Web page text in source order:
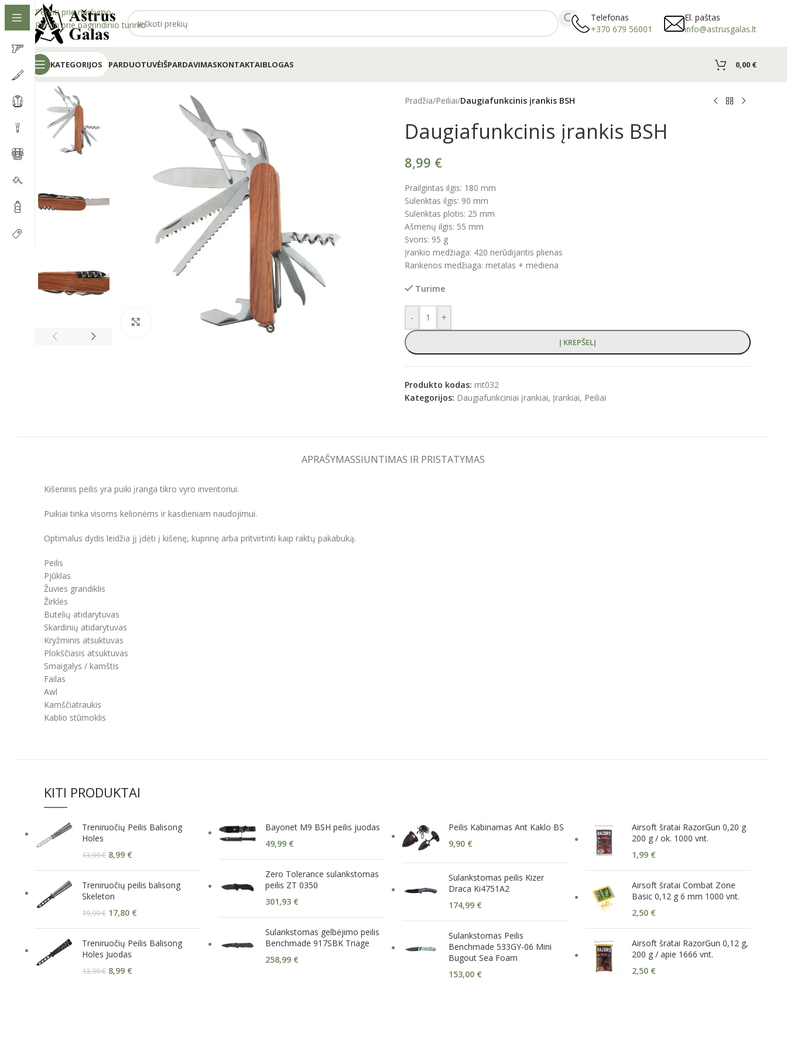
Pereiti prie naršymo
Pereiti prie pagrindinio turinio
Telefonas
+370 679 56001
El. paštas
info@astrusgalas.lt
KATEGORIJOS PARDUOTUVĖIŠPARDAVIMASKONTAKTAIBLOGAS 0,00 €
Spustelėkite, kad padidintumėte
Pradžia/Peiliai/Daugiafunkcinis įrankis BSH
Daugiafunkcinis įrankis BSH
8,99 €
Prailgintas ilgis: 180 mm
Sulenktas ilgis: 90 mm
Sulenktas plotis: 25 mm
Ašmenų ilgis: 55 mm
Svoris: 95 g
Įrankio medžiaga: 420 nerūdijantis plienas
Rankenos medžiaga: metalas + mediena
Turime
- +
Į KREPŠELĮ
Produkto kodas: mt032
Kategorijos: Daugiafunkciniai įrankiai, Įrankiai, Peiliai
APRAŠYMASSIUNTIMAS IR PRISTATYMAS
Kišeninis peilis yra puiki įranga tikro vyro inventoriui.
Puikiai tinka visoms kelionėms ir kasdieniam naudojimui.
Optimalus dydis leidžia jį įdėti į kišenę, kuprinę arba pritvirtinti kaip raktų pakabuką.
Peilis
Pjūklas
Žuvies grandiklis
Žirklės
Butelių atidarytuvas
Skardinių atidarytuvas
Kryžminis atsuktuvas
Plokščiasis atsuktuvas
Smaigalys / kamštis
Failas
Awl
Kamščiatraukis
Kablio stūmoklis
KITI PRODUKTAI
Treniruočių Peilis Balisong
Holes
13,99€ 8,99 €
Treniruočių peilis balisong
Skeleton
19,99€ 17,80 €
Treniruočių Peilis Balisong
Holes Juodas
13,99€ 8,99 €
Bayonet M9 BSH peilis juodas
49,99 €
Zero Tolerance sulankstomas
peilis ZT 0350
301,93 €
Sulankstomas gelbėjimo peilis
Benchmade 917SBK Triage
258,99 €
Peilis Kabinamas Ant Kaklo BS
9,90 €
Sulankstomas peilis Kizer
Draca Ki4751A2
174,99 €
Sulankstomas Peilis
Benchmade 533GY-06 Mini
Bugout Sea Foam
153,00 €
Airsoft šratai RazorGun 0,20 g
200 g / ok. 1000 vnt.
1,99 €
Airsoft šratai Combat Zone
Basic 0,12 g 6 mm 1000 vnt.
2,50 €
Airsoft šratai RazorGun 0,12 g,
200 g / apie 1666 vnt.
2,50 €